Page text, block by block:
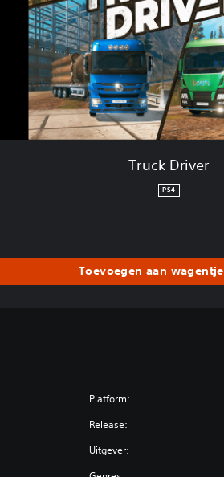
Truck Driver
PS4
Toevoegen aan wagentje
Platform:
Release:
Uitgever: